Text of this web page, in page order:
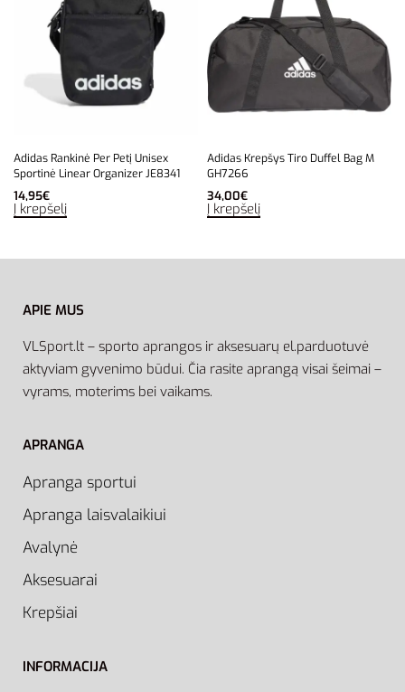
Adidas Rankinė Per Petį Unisex
Sportinė Linear Organizer JE8341
14,95€
Į krepšelį
Adidas Krepšys Tiro Duffel Bag M
GH7266
34,00€
Į krepšelį
APIE MUS
VLSport.lt – sporto aprangos ir aksesuarų el.parduotuvė
aktyviam gyvenimo būdui. Čia rasite aprangą visai šeimai –
vyrams, moterims bei vaikams.
APRANGA
Apranga sportui
Apranga laisvalaikiui
Avalynė
Aksesuarai
Krepšiai
INFORMACIJA